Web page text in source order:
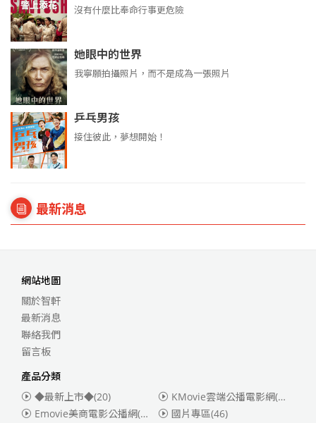
沒有什麼比奉命行事更危險
她眼中的世界
我寧願拍攝照片，而不是成為一張照片
乒乓男孩
接住彼此，夢想開始！
最新消息
網站地圖
關於智軒
最新消息
聯絡我們
留言板
產品分類
◆最新上市◆(20)
KMovie雲端公播電影網(迪士尼、福斯、索尼)
Emovie美商電影公播網(華納)
(186)
國片專區(46)